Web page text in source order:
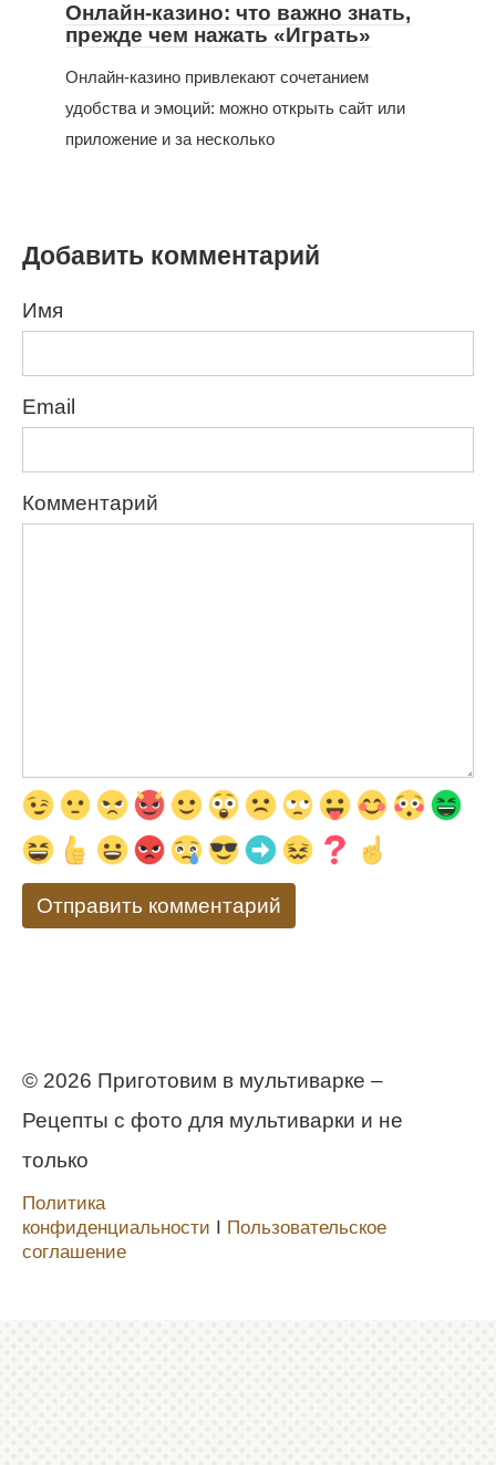
Онлайн-казино: что важно знать,
прежде чем нажать «Играть»
Онлайн-казино привлекают сочетанием
удобства и эмоций: можно открыть сайт или
приложение и за несколько
Добавить комментарий
Имя
Email
Комментарий
© 2026 Приготовим в мультиварке –
Рецепты с фото для мультиварки и не
только
Политика
конфиденциальности
Пользовательское
соглашение